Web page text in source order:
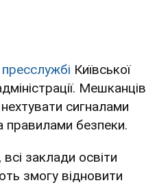
пресслужбі Київської
Мешканців
сигналами
правилами безпеки.
заклади освіти
змогу відновити